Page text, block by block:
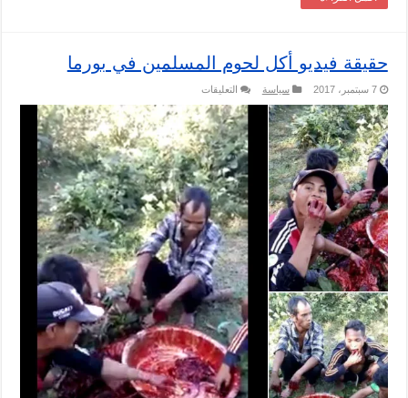
حقيقة فيديو أكل لحوم المسلمين في بورما
7 سبتمبر، 2017 سياسة التعليقات
فيديو
أكل
لحوم
المسلمين
في
بورما
مغلقة